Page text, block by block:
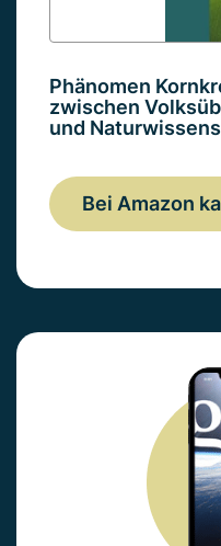
Phänomen
zwischen
und
Bei Amazon